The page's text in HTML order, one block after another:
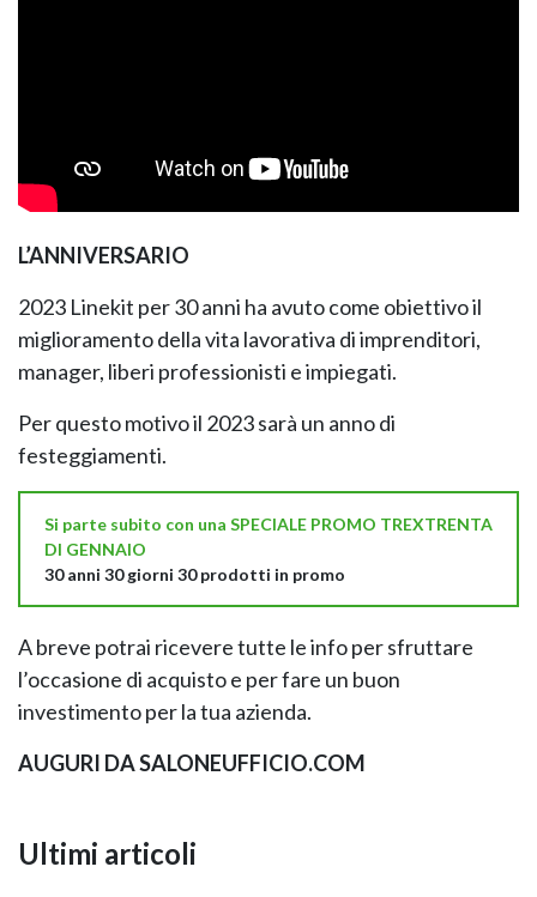
L’ANNIVERSARIO
2023 Linekit per 30 anni ha avuto come obiettivo il
miglioramento della vita lavorativa di imprenditori,
manager, liberi professionisti e impiegati.
Per questo motivo il 2023 sarà un anno di
festeggiamenti.
Si parte subito con una SPECIALE PROMO TREXTRENTA
DI GENNAIO
30 anni 30 giorni 30 prodotti in promo
A breve potrai ricevere tutte le info per sfruttare
l’occasione di acquisto e per fare un buon
investimento per la tua azienda.
AUGURI DA SALONEUFFICIO.COM
Ultimi articoli